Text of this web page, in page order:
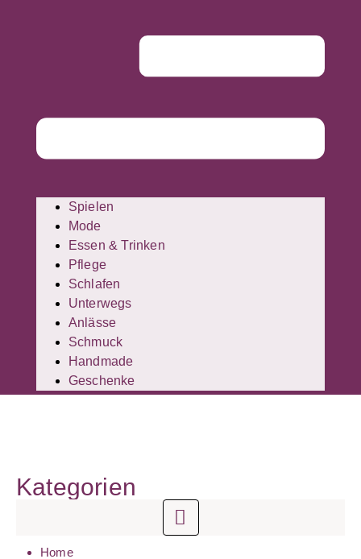
Spielen
Mode
Essen & Trinken
Pflege
Schlafen
Unterwegs
Anlässe
Schmuck
Handmade
Geschenke
Kategorien
Home